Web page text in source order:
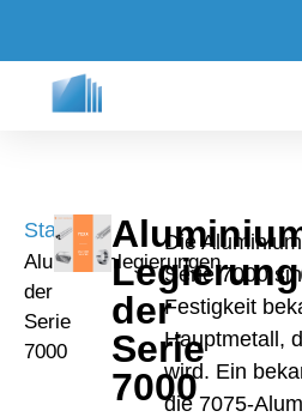
Start/
Aluminiumlegierungen
der
Serie
7000
der
Serie
7000
Die
Serie 7000
Festigkeit
Hauptmetall,
wird. Ein
die 7075-